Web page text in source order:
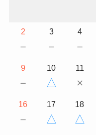
2
－
3
－
4
－
9
－
10
△
11
×
16
－
17
△
18
△